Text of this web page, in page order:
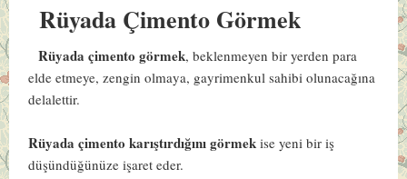
Rüyada Çimento Görmek
Rüyada çimento görmek, beklenmeyen bir yerden para
elde etmeye, zengin olmaya, gayrimenkul sahibi olunacağına
delalettir.
Rüyada çimento karıştırdığını görmek ise yeni bir iş
düşündüğünüze işaret eder.